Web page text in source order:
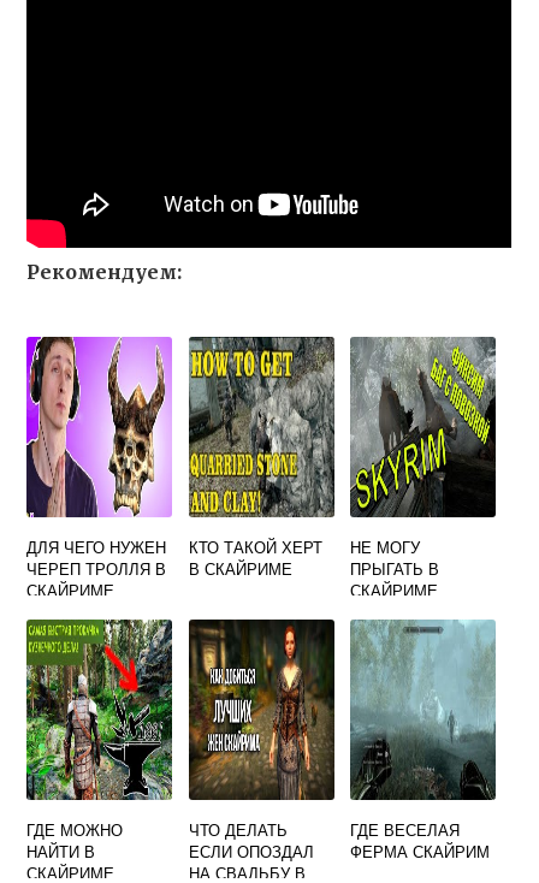
Рекомендуем:
ДЛЯ ЧЕГО НУЖЕН
ЧЕРЕП ТРОЛЛЯ В
СКАЙРИМЕ
КТО ТАКОЙ ХЕРТ
В СКАЙРИМЕ
НЕ МОГУ
ПРЫГАТЬ В
СКАЙРИМЕ
ГДЕ МОЖНО
НАЙТИ В
СКАЙРИМЕ
ЧТО ДЕЛАТЬ
ЕСЛИ ОПОЗДАЛ
НА СВАДЬБУ В
ГДЕ ВЕСЕЛАЯ
ФЕРМА СКАЙРИМ